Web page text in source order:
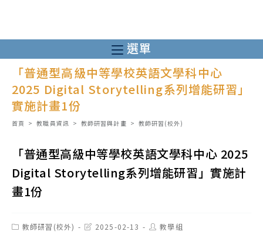
至
主
容
選單
「普通型高級中等學校英語文學科中心
2025 Digital Storytelling系列增能研習」
實施計畫1份
首頁 > 教職員資訊 > 教師研習與計畫 > 教師研習(校外)
「普通型高級中等學校英語文學科中心 2025
Digital Storytelling系列增能研習」實施計
畫1份
Post教師研習(校外)
Post2025-02-13
Post教學組